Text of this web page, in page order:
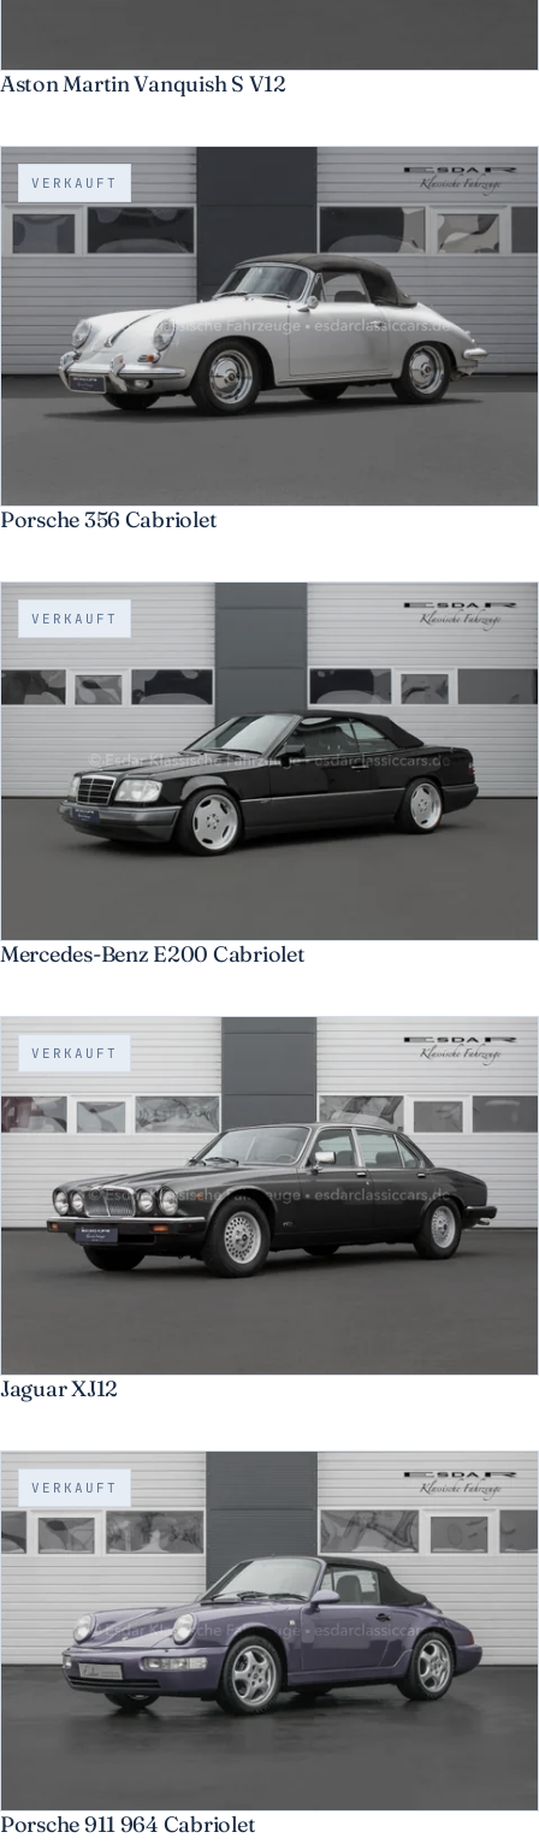
Aston Martin Vanquish S V12
VERKAUFT
Porsche 356 Cabriolet
VERKAUFT
Mercedes-Benz E200 Cabriolet
VERKAUFT
Jaguar XJ12
VERKAUFT
Porsche 911 964 Cabriolet